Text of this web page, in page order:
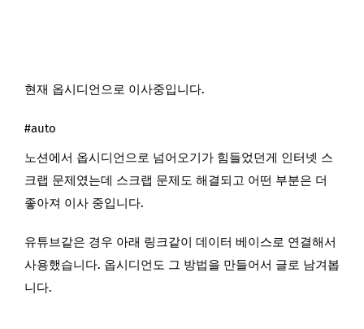
현재 옵시디언으로 이사중입니다.
#auto
노션에서 옵시디언으로 넘어오기가 힘들었던게 인터넷 스
크랩 문제였는데 스크랩 문제도 해결되고 어떤 부분은 더
좋아져 이사 중입니다.
유튜브같은 경우 아래 링크같이 데이터 베이스로 연결해서
사용했습니다. 옵시디언도 그 방법을 만들어서 글로 남겨봅
니다.